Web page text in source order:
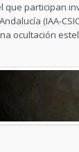
que participan
(IAA-
ocultación